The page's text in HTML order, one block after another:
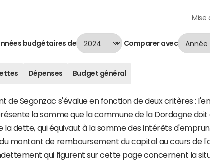
Mise
budgétaires de Comparer avec
Dépenses Budget général
de Segonzac s'évalue en fonction de deux critères :
la somme que la commune de la Dordogne doit
la dette, qui équivaut à la somme des intérêts
montant de remboursement du capital au cours de
qui figurent sur cette page concernent la